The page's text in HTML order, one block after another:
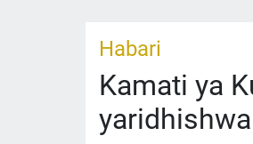
Habari
Kamati ya